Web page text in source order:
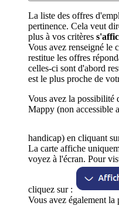
La liste des offres
pertinence. Cela veut
plus à vos critères
Vous avez renseigné le
restitue les offres
celles-ci sont d'abord
est le plus proche de
Vous avez la possibilité
Mappy (non accessible
handicap) en cliquant
La carte affiche
voyez à l'écran. Pour
cliquez sur :
Vous avez également